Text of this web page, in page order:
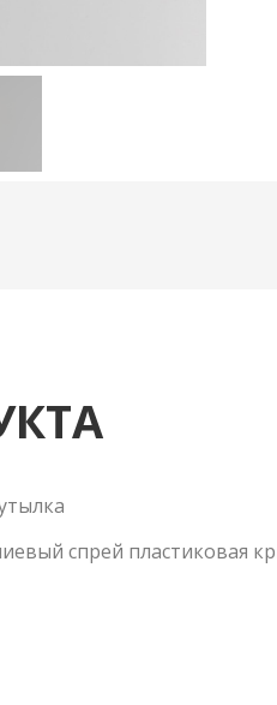
спрей пластиковая